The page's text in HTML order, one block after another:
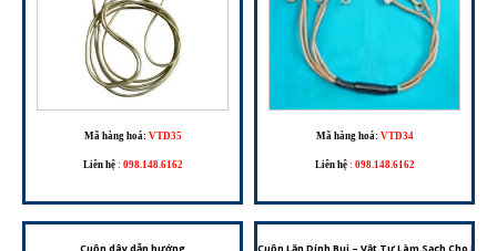
Mã hàng hoá: VTD35
Liên hệ : 098.148.6162
Mã hàng hoá: VTD34
Liên hệ : 098.148.6162